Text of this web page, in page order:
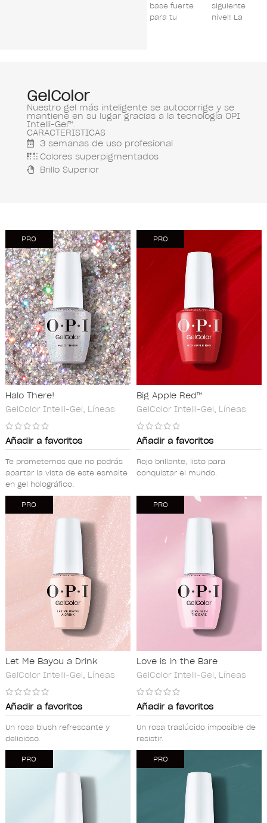
base fuerte
para tu
siguiente
nivel! La
astillamiento,
fórmula libre
GelColor
Nuestro gel más inteligente se autocorrige y se
mantiene en su lugar gracias a la tecnología OPI
Intelli-Gel™.
CARACTERISTICAS
3 semanas de uso profesional
Colores superpigmentados
Brillo Superior
PRO
Halo There!
GelColor Intelli-Gel, Líneas
Añadir a favoritos
Te prometemos que no podrás
apartar la vista de este esmalte
en gel holográfico.
PRO
Big Apple Red™
GelColor Intelli-Gel, Líneas
Añadir a favoritos
Rojo brillante, listo para
conquistar el mundo.
PRO
Let Me Bayou a Drink
GelColor Intelli-Gel, Líneas
Añadir a favoritos
Un rosa blush refrescante y
delicioso.
PRO
Love is in the Bare
GelColor Intelli-Gel, Líneas
Añadir a favoritos
Un rosa traslúcido imposible de
resistir.
PRO PRO